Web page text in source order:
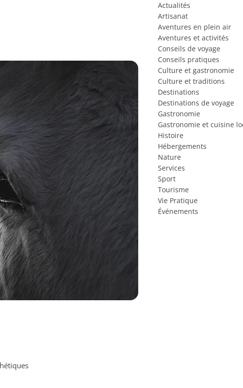
Actualités
Artisanat
Aventures en plein air
Aventures et activités
Conseils de voyage
Conseils pratiques
Culture et gastronomie
Culture et traditions
Destinations
Destinations de voyage
Gastronomie
Gastronomie et cuisine
Histoire
Hébergements
Nature
Services
Sport
Tourisme
Vie Pratique
Événements